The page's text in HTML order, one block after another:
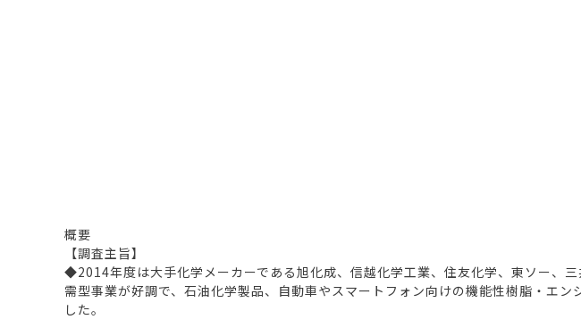
概要
【調査主旨】
◆2014年度は大手化学メーカーである旭化成、信越化学工業、住友化学、東ソー、
需型事業が好調で、石油化学製品、自動車やスマートフォン向けの機能性樹脂・エ
した。